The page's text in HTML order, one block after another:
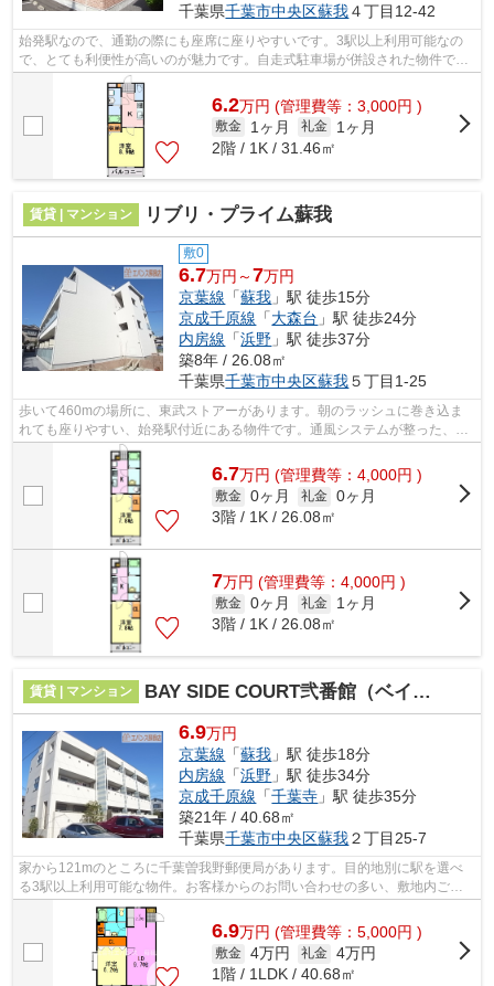
千葉県千葉市中央区蘇我４丁目12-42
始発駅なので、通勤の際にも座席に座りやすいです。3駅以上利用可能なの
で、とても利便性が高いのが魅力です。自走式駐車場が併設された物件で
す。「サンクレスト」のここがイチオシ。...
6.2万円 (管理費等：3,000円 )
敷金 1ヶ月 礼金
1ヶ月
2階 / 1K / 31.46㎡
賃貸 | マンション リブリ・プライム蘇我
敷0
6.7万円～7万円
京葉線 「蘇我 」駅 徒歩15分
京成千原線 「大森台 」駅 徒歩24分
内房線 「浜野 」駅 徒歩37分
築8年 / 26.08㎡
千葉県千葉市中央区蘇我５丁目1-25
歩いて460mの場所に、東武ストアーがあります。朝のラッシュに巻き込ま
れても座りやすい、始発駅付近にある物件です。通風システムが整った、住
環境の良い安心の物件です。「リブリ・...
6.7万円 (管理費等：4,000円 )
敷金 0ヶ月 礼金 0ヶ月
3階 / 1K / 26.08㎡
7万円 (管理費等：4,000円 )
敷金 0ヶ月 礼金
1ヶ月
3階 / 1K / 26.08㎡
賃貸 | マンション BAY SIDE COURT弐番館（ベイサイドコート）
6.9万円
京葉線 「蘇我 」駅 徒歩18分
内房線 「浜野 」駅 徒歩34分
京成千原線 「千葉寺 」駅 徒歩35分
築21年 / 40.68㎡
千葉県千葉市中央区蘇我２丁目25-7
家から121mのところに千葉曽我野郵便局があります。目的地別に駅を選べ
る3駅以上利用可能な物件。お客様からのお問い合わせの多い、敷地内ごみ
置き場があります。ぜひ一度見ていただき...
6.9万円 (管理費等：5,000円 )
敷金 4万円 礼金 4万円
1階 / 1LDK / 40.68㎡